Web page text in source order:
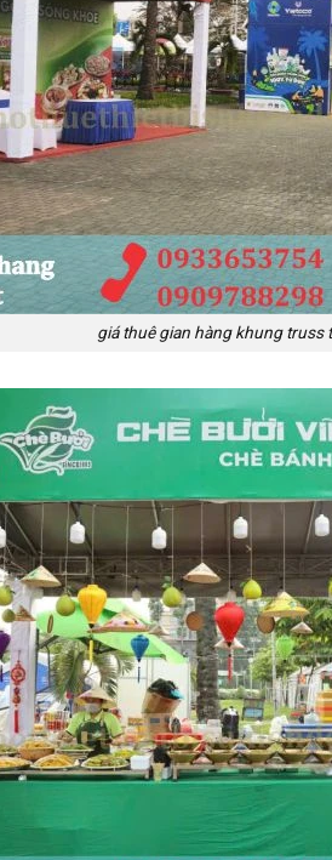
giá thuê gian hàng khung truss